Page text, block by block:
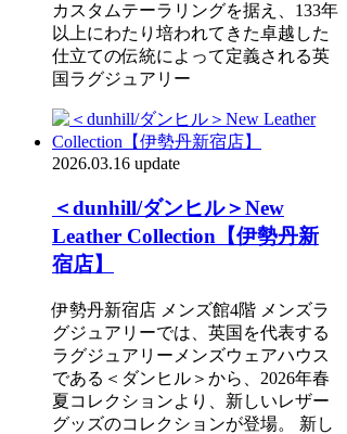
カスタムテーラリングを据え、133年
以上にわたり培われてきた卓越した
仕立ての伝統によって定義される英
国ラグジュアリー
2026.03.16 update
＜dunhill/ダンヒル＞New
Leather Collection【伊勢丹新
宿店】
伊勢丹新宿店 メンズ館4階 メンズラ
グジュアリーでは、英国を代表する
ラグジュアリーメンズウェアハウス
である＜ダンヒル＞から、2026年春
夏コレクションより、新しいレザー
グッズのコレクションが登場。 新し